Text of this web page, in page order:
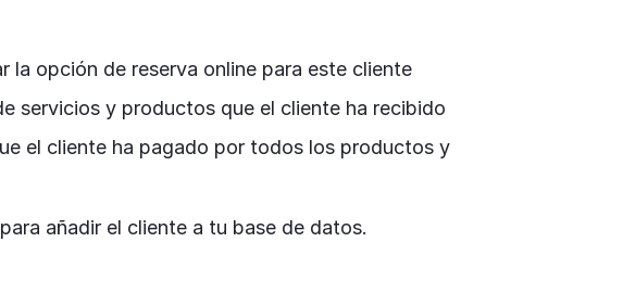
la opción de reserva online para este cliente
servicios y productos que el cliente ha recibido
el cliente ha pagado por todos los productos y
para añadir el cliente a tu base de datos.